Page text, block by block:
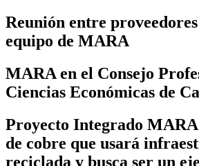
Reunión entre
equipo de MARA
MARA en el Consejo
Ciencias Económicas de
Proyecto Integrado
de cobre que usará
reciclada y busca ser un